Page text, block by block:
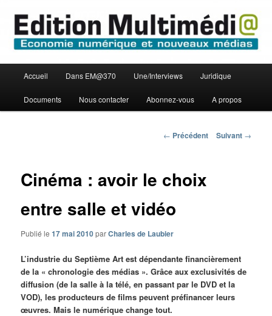
contenu
principalEdition Multimédi@
principal
Accueil Dans EM@370 Une/Interviews Juridique
Documents Nous contacter Abonnez-vous A propos
Navigation
← Précédent Suivant →
Cinéma : avoir le choix
entre salle et vidéo
Publié le17 mai 2010parCharles de Laubier
L’industrie du Septième Art est dépendante financièrement
de la « chronologie des médias ». Grâce aux exclusivités de
diffusion (de la salle à la télé, en passant par le DVD et la
VOD), les producteurs de films peuvent préfinancer leurs
œuvres. Mais le numérique change tout.